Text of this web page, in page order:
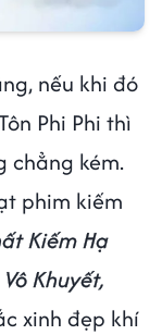
nếu khi đó
Phi Phi thì
chẳng kém.
phim kiếm
Kiếm Hạ
Khuyết,
xinh đẹp khí